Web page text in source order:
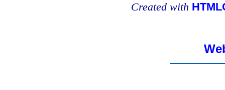
Created with